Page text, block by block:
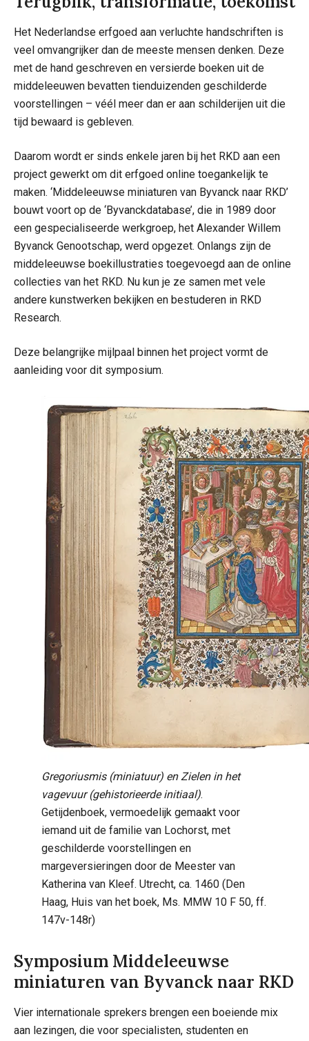
Het Nederlandse erfgoed aan verluchte handschriften is
veel omvangrijker dan de meeste mensen denken. Deze
met de hand geschreven en versierde boeken uit de
middeleeuwen bevatten tienduizenden geschilderde
voorstellingen – véél meer dan er aan schilderijen uit die
tijd bewaard is gebleven.
Daarom wordt er sinds enkele jaren bij het RKD aan een
project gewerkt om dit erfgoed online toegankelijk te
maken. ‘Middeleeuwse miniaturen van Byvanck naar RKD’
bouwt voort op de ‘Byvanckdatabase’, die in 1989 door
een gespecialiseerde werkgroep, het Alexander Willem
Byvanck Genootschap, werd opgezet. Onlangs zijn de
middeleeuwse boekillustraties toegevoegd aan de online
collecties van het RKD. Nu kun je ze samen met vele
andere kunstwerken bekijken en bestuderen in RKD
Research.
Deze belangrijke mijlpaal binnen het project vormt de
aanleiding voor dit symposium.
Gregoriusmis (miniatuur) en Zielen in het
vagevuur (gehistorieerde initiaal).
Getijdenboek, vermoedelijk gemaakt voor
iemand uit de familie van Lochorst, met
geschilderde voorstellingen en
margeversieringen door de Meester van
Katherina van Kleef. Utrecht, ca. 1460 (Den
Haag, Huis van het boek, Ms. MMW 10 F 50, ff.
147v-148r)
Symposium Middeleeuwse
miniaturen van Byvanck naar RKD
Vier internationale sprekers brengen een boeiende mix
aan lezingen, die voor specialisten, studenten en